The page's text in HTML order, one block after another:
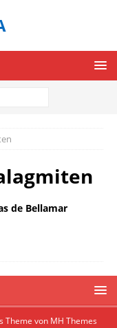
de Bellamar
Theme von MH Themes